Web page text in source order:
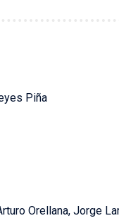
Piña
Orellana, Jorge